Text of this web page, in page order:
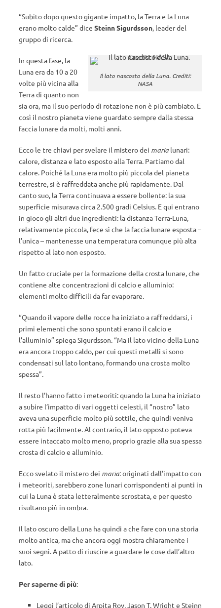
“Subito dopo questo gigante impatto, la Terra e la Luna
erano molto calde” dice Steinn Sigurdsson, leader del
gruppo di ricerca.
Il lato nascosto della Luna. Crediti:
NASA
In questa fase, la
Luna era da 10 a 20
volte più vicina alla
Terra di quanto non
sia ora, ma il suo periodo di rotazione non è più cambiato. E
così il nostro pianeta viene guardato sempre dalla stessa
faccia lunare da molti, molti anni.
Ecco le tre chiavi per svelare il mistero dei maria lunari:
calore, distanza e lato esposto alla Terra. Partiamo dal
calore. Poiché la Luna era molto più piccola del pianeta
terrestre, si è raffreddata anche più rapidamente. Dal
canto suo, la Terra continuava a essere bollente: la sua
superficie misurava circa 2.500 gradi Celsius. E qui entrano
in gioco gli altri due ingredienti: la distanza Terra-Luna,
relativamente piccola, fece sì che la faccia lunare esposta –
l’unica – mantenesse una temperatura comunque più alta
rispetto al lato non esposto.
Un fatto cruciale per la formazione della crosta lunare, che
contiene alte concentrazioni di calcio e alluminio:
elementi molto difficili da far evaporare.
“Quando il vapore delle rocce ha iniziato a raffreddarsi, i
primi elementi che sono spuntati erano il calcio e
l’alluminio” spiega Sigurdsson. “Ma il lato vicino della Luna
era ancora troppo caldo, per cui questi metalli si sono
condensati sul lato lontano, formando una crosta molto
spessa”.
Il resto l’hanno fatto i meteoriti: quando la Luna ha iniziato
a subire l’impatto di vari oggetti celesti, il “nostro” lato
aveva una superficie molto più sottile, che quindi veniva
rotta più facilmente. Al contrario, il lato opposto poteva
essere intaccato molto meno, proprio grazie alla sua spessa
crosta di calcio e alluminio.
Ecco svelato il mistero dei maria: originati dall’impatto con
i meteoriti, sarebbero zone lunari corrispondenti ai punti in
cui la Luna è stata letteralmente scrostata, e per questo
risultano più in ombra.
Il lato oscuro della Luna ha quindi a che fare con una storia
molto antica, ma che ancora oggi mostra chiaramente i
suoi segni. A patto di riuscire a guardare le cose dall’altro
lato.
Per saperne di più:
Leggi l’articolo di Arpita Roy, Jason T. Wright e Steinn